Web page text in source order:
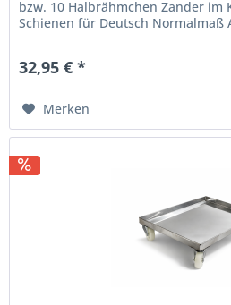
bzw. 10 Halbrähmchen Zander im
Schienen für Deutsch Normalmaß
32,95 € *
Merken